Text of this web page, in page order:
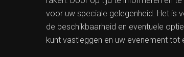
voor uw speciale gelegenheid. Het is
de beschikbaarheid en eventuele
kunt vastleggen en uw evenement